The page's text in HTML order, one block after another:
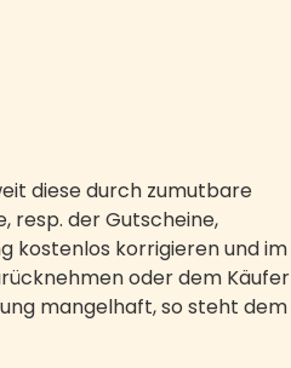
diese durch zumutbare
resp. der Gutscheine,
kostenlos korrigieren und im
oder dem Käufer
mangelhaft, so steht dem